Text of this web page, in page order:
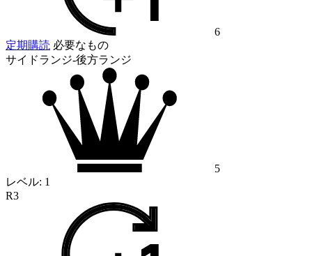
6
定期購読 必要なもの
サイドランジ-後方ランジ
5
レベル: 1
R3